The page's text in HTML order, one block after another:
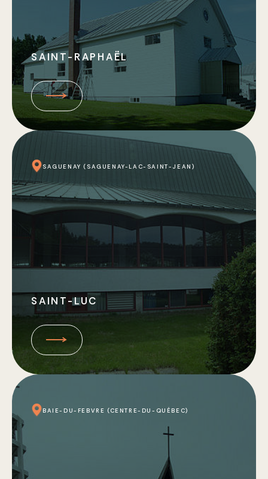
SAINT-RAPHAËL
SAGUENAY (SAGUENAY-LAC-SAINT-JEAN)
SAINT-LUC
BAIE-DU-FEBVRE (CENTRE-DU-QUÉBEC)